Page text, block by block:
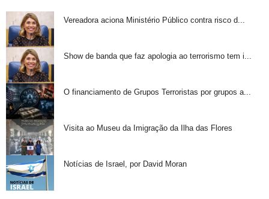
Vereadora aciona Ministério Público contra risco d...
Show de banda que faz apologia ao terrorismo tem i...
O financiamento de Grupos Terroristas por grupos a...
Visita ao Museu da Imigração da Ilha das Flores
Notícias de Israel, por David Moran